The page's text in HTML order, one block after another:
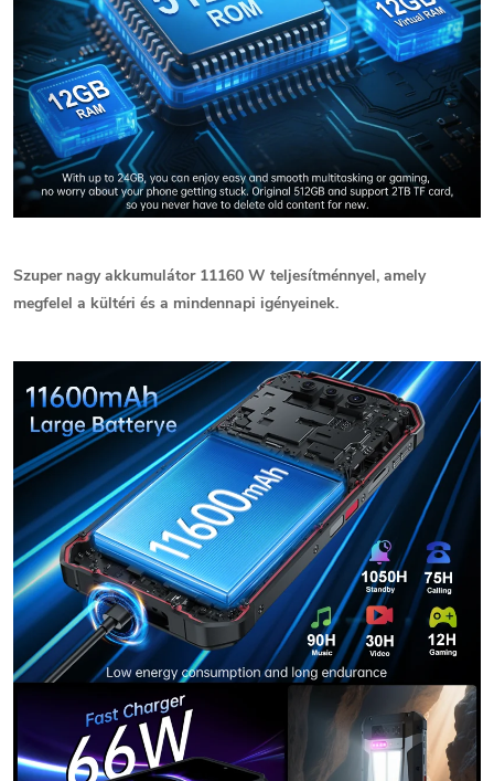
Szuper nagy akkumulátor 11160 W teljesítménnyel, amely
megfelel a kültéri és a mindennapi igényeinek.